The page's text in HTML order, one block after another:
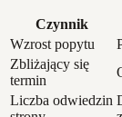
Czynnik
Wzrost popytu
Zbliżający się
termin
Liczba odwiedzin